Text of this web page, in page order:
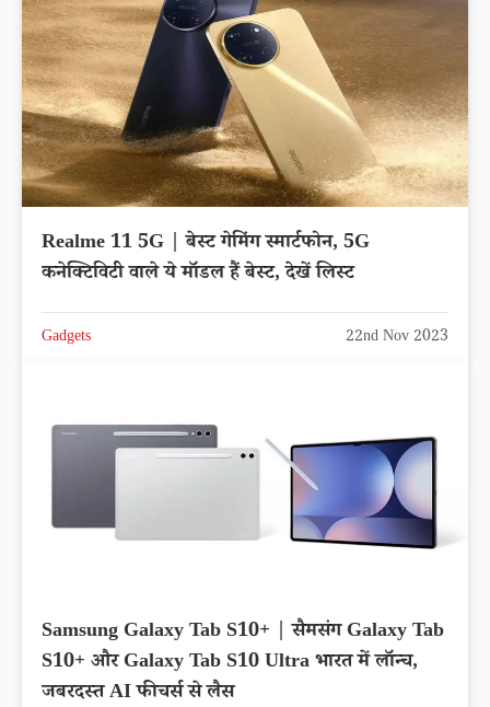
Realme 11 5G | बेस्ट गेमिंग स्मार्टफोन, 5G
कनेक्टिविटी वाले ये मॉडल हैं बेस्ट, देखें लिस्ट
Gadgets 22nd Nov 2023
Samsung Galaxy Tab S10+ | सैमसंग Galaxy Tab
S10+ और Galaxy Tab S10 Ultra भारत में लॉन्च,
जबरदस्त AI फीचर्स से लैस